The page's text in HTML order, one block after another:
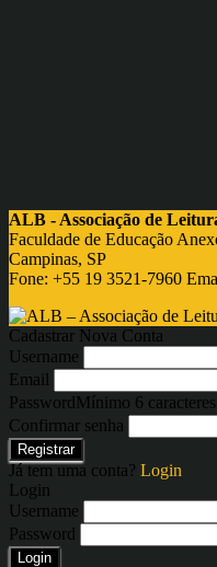
ALB - Associação de
Faculdade de Educação
Campinas, SP
Fone: +55 19 3521-7960
Cadastrar Nova Conta
Username
Email
PasswordMínimo 6 caracteres
Confirmar senha
Registrar
Já tem uma conta? Login
Login
Username
Password
Login